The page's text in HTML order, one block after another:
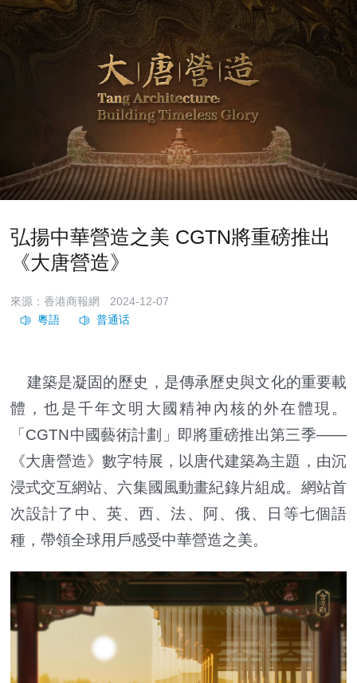
弘揚中華營造之美 CGTN將重磅推出
《大唐營造》
來源：香港商報網 2024-12-07
建築是凝固的歷史，是傳承歷史與文化的重要載
體，也是千年文明大國精神內核的外在體現。
「CGTN中國藝術計劃」即將重磅推出第三季——
《大唐營造》數字特展，以唐代建築為主題，由沉
浸式交互網站、六集國風動畫紀錄片組成。網站首
次設計了中、英、西、法、阿、俄、日等七個語
種，帶領全球用戶感受中華營造之美。